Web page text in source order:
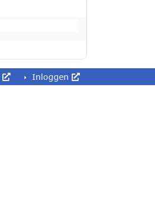
Inloggen